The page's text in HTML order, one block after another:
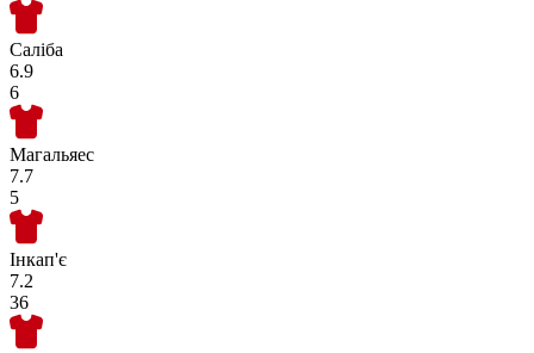
Саліба
6.9
6
Магальяес
7.7
5
Інкап'є
7.2
36